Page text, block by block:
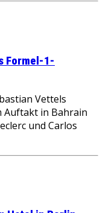
Formel-1-
Vettels
Auftakt in Bahrain
und Carlos